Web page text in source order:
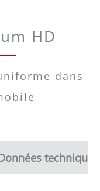
HD
dans
techniques